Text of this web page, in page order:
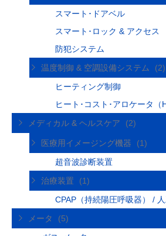
スマート･ドアベル
スマート･ロック & アクセス
防犯システム
温度制御 & 空調設備システム
(2)
ヒーティング制御
ヒート･コスト･アロケータ（
メディカル & ヘルスケア
(2)
医療用イメージング機器
(1)
超音波診断装置
治療装置
(1)
CPAP（持続陽圧呼吸器） /
メータ
(5)